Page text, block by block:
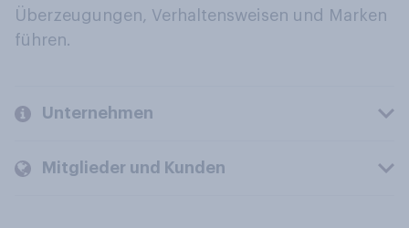
Überzeugungen, Verhaltensweisen und Marken
führen.
Unternehmen
Mitglieder und Kunden